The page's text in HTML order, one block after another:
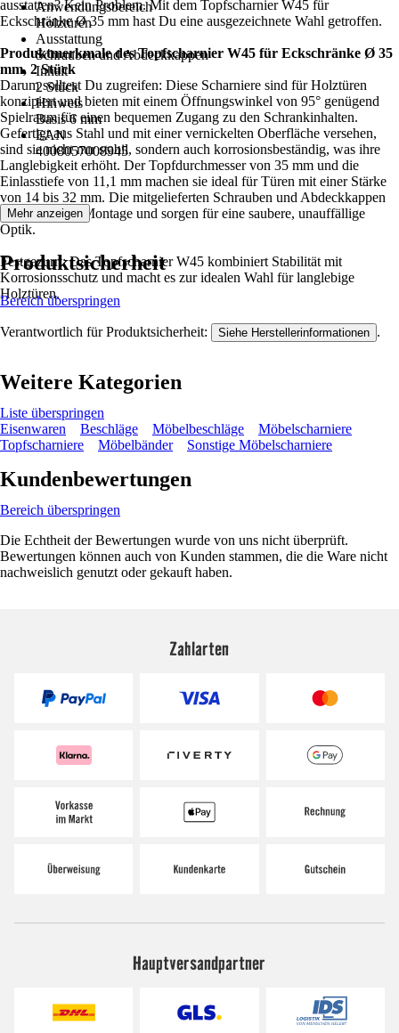
Anwendungsbereich
Holztüren
Ausstattung
Schrauben und Abdeckkappen
Inhalt
2 Stück
Hinweis
Basis 6 mm
EAN
4008057008945
ausstatten? Kein Problem. Mit dem Topfscharnier W45 für
Eckschränke Ø 35 mm hast Du eine ausgezeichnete Wahl getroffen.
Produktmerkmale des Topfscharnier W45 für Eckschränke Ø 35
mm, 2 Stück
Darum solltest Du zugreifen: Diese Scharniere sind für Holztüren
konzipiert und bieten mit einem Öffnungswinkel von 95° genügend
Spielraum für einen bequemen Zugang zu den Schrankinhalten.
Gefertigt aus Stahl und mit einer vernickelten Oberfläche versehen,
sind sie nicht nur stabil, sondern auch korrosionsbeständig, was ihre
Langlebigkeit erhöht. Der Topfdurchmesser von 35 mm und die
Einlasstiefe von 11,1 mm machen sie ideal für Türen mit einer Stärke
von 14 bis 32 mm. Die mitgelieferten Schrauben und Abdeckkappen
erleichtern die Montage und sorgen für eine saubere, unauffällige
Optik.
Festgezurrt: Das Topfscharnier W45 kombiniert Stabilität mit
Korrosionsschutz und macht es zur idealen Wahl für langlebige
Holztüren.
Mehr anzeigen
Produktsicherheit
Bereich überspringen
Verantwortlich für Produktsicherheit: Siehe Herstellerinformationen .
Weitere Kategorien
Liste überspringen
Eisenwaren
Beschläge Möbelbeschläge
Möbelscharniere
Topfscharniere
Möbelbänder Sonstige Möbelscharniere
Kundenbewertungen
Bereich überspringen
Die Echtheit der Bewertungen wurde von uns nicht überprüft.
Bewertungen können auch von Kunden stammen, die die Ware nicht
nachweislich genutzt oder gekauft haben.
Zahlarten
Hauptversandpartner